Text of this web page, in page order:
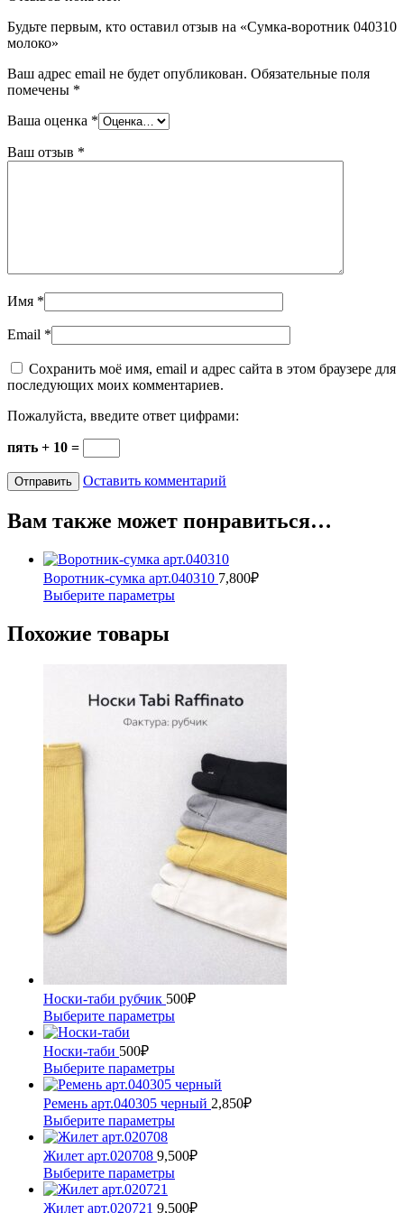
Будьте первым, кто оставил отзыв на «Сумка-воротник 040310
молоко»
Ваш адрес email не будет опубликован. Обязательные поля
помечены *
Ваша оценка *
Ваш отзыв *
Имя *
Email *
Сохранить моё имя, email и адрес сайта в этом браузере для
последующих моих комментариев.
Пожалуйста, введите ответ цифрами:
пять + 10 =
Оставить комментарий
Вам также может понравиться…
Воротник-сумка арт.040310 7,800₽
Выберите параметрыЭтот
можно
выбрать
на
товара.
Похожие товары
Носки-таби рубчик 500₽
Выберите параметрыЭтот
несколько
вариаций.
Опции
можно
выбрать
странице
товара.
Носки-таби 500₽
Выберите параметрыЭтот
товар
имеет
несколько
вариаций.
Опции
можно
выбрать
Ремень арт.040305 черный 2,850₽
Выберите параметрыЭтот
имеет
несколько
вариаций.
Опции
Жилет арт.020708 9,500₽
Выберите параметрыЭтот
имеет
Жилет арт.020721 9,500₽